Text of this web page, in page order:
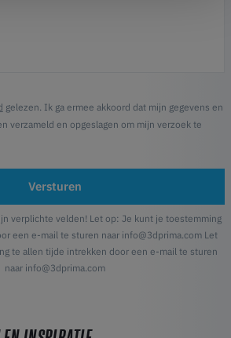
gelezen. Ik ga ermee akkoord dat mijn gegevens en
verzameld en opgeslagen om mijn verzoek te
Versturen
verplichte velden! Let op: Je kunt je toestemming
een e-mail te sturen naar info@3dprima.com Let
te allen tijde intrekken door een e-mail te sturen
naar info@3dprima.com